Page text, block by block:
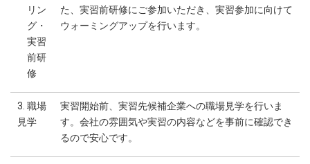
リン
グ・
実習
前研
修
た、実習前研修にご参加いただき、実習参加に向けて
ウォーミングアップを行います。
3. 職場
見学
実習開始前、実習先候補企業への職場見学を行いま
す。会社の雰囲気や実習の内容などを事前に確認でき
るので安心です。